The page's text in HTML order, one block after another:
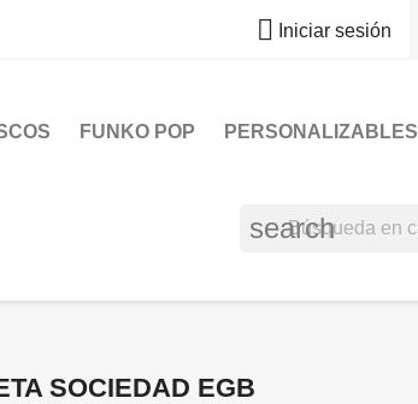
 Iniciar sesión
FUNKO POP PERSONALIZABLES
search
SOCIEDAD EGB